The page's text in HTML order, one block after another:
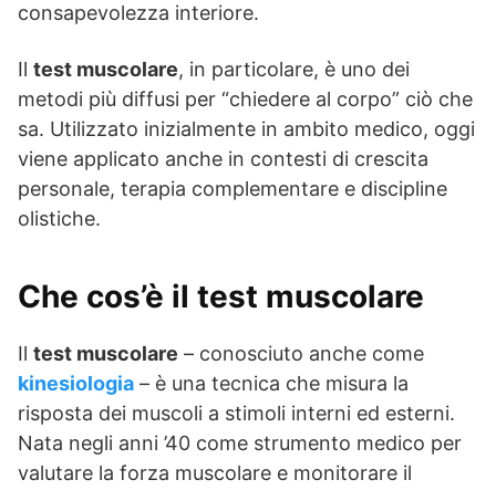
consapevolezza interiore.
Il test muscolare, in particolare, è uno dei
metodi più diffusi per “chiedere al corpo” ciò che
sa. Utilizzato inizialmente in ambito medico, oggi
viene applicato anche in contesti di crescita
personale, terapia complementare e discipline
olistiche.
Che cos’è il test muscolare
Il test muscolare – conosciuto anche come
kinesiologia – è una tecnica che misura la
risposta dei muscoli a stimoli interni ed esterni.
Nata negli anni ’40 come strumento medico per
valutare la forza muscolare e monitorare il